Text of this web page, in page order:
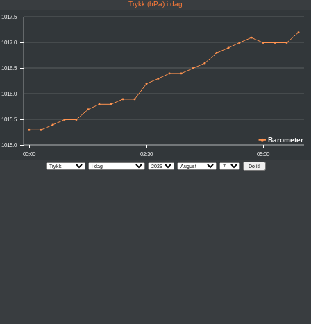
Trykk (hPa) i dag